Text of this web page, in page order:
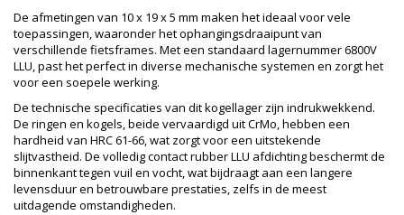
De afmetingen van 10 x 19 x 5 mm maken het ideaal voor vele
toepassingen, waaronder het ophangingsdraaipunt van
verschillende fietsframes. Met een standaard lagernummer 6800V
LLU, past het perfect in diverse mechanische systemen en zorgt het
voor een soepele werking.
De technische specificaties van dit kogellager zijn indrukwekkend.
De ringen en kogels, beide vervaardigd uit CrMo, hebben een
hardheid van HRC 61-66, wat zorgt voor een uitstekende
slijtvastheid. De volledig contact rubber LLU afdichting beschermt de
binnenkant tegen vuil en vocht, wat bijdraagt aan een langere
levensduur en betrouwbare prestaties, zelfs in de meest
uitdagende omstandigheden.